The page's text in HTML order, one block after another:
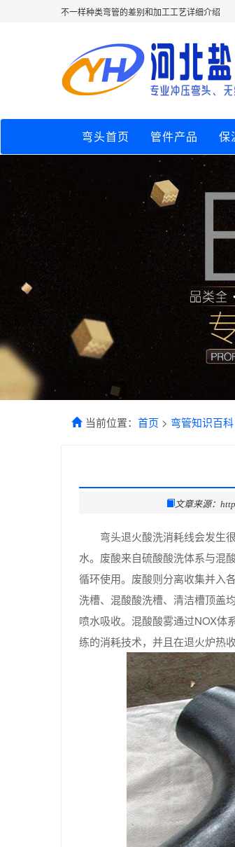
不一样种类弯管的差别和加工工艺详细介绍
弯头首页 管件产品 保
当前位置： 首页 > 弯管知识百科
文章来源：
弯头退火酸洗消耗线会发生
水。废酸来自硫酸酸洗体系与混
循环使用。废酸则分离收集并入
洗槽、混酸酸洗槽、清洁槽顶盖
喷水吸收。混酸酸雾通过NOX体
练的消耗技术，并且在退火炉热